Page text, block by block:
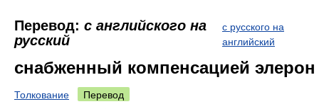
Перевод: с английского на
русский
с русского на
английский
снабженный компенсацией элерон
Толкование Перевод